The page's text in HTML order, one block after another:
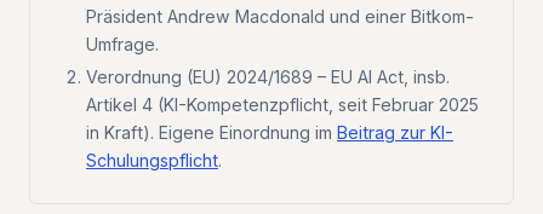
Präsident Andrew Macdonald und einer Bitkom-
Umfrage.
Verordnung (EU) 2024/1689 – EU AI Act, insb.
Artikel 4 (KI-Kompetenzpflicht, seit Februar 2025
in Kraft). Eigene Einordnung im Beitrag zur KI-
Schulungspflicht.